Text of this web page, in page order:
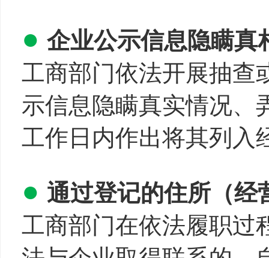
● 企业公示信息隐瞒真
工商部门依法开展抽查
示信息隐瞒真实情况、
工作日内作出将其列入
● 通过登记的住所（经
工商部门在依法履职过